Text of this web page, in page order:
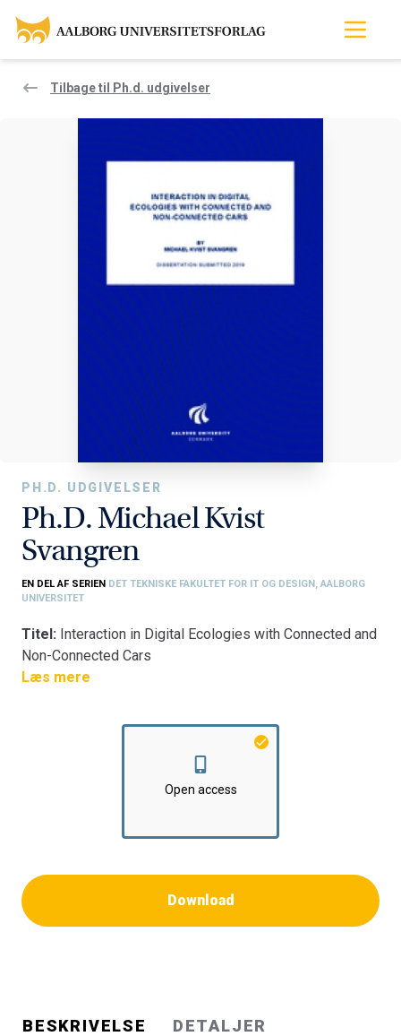
Tilbage til Ph.d. udgivelser
PH.D. UDGIVELSER
Ph.D. Michael Kvist
Svangren
EN DEL AF SERIEN DET TEKNISKE FAKULTET FOR IT OG DESIGN, AALBORG
UNIVERSITET
Titel: Interaction in Digital Ecologies with Connected and
Non-Connected Cars
Fakultet:Det Teknisk-Naturvidenskabelige Fakultet
Læs mere
Open access
Download
BESKRIVELSE DETALJER